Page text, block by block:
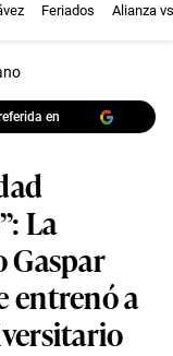
Feriados Alianza
en
La
Gaspar
entrenó a